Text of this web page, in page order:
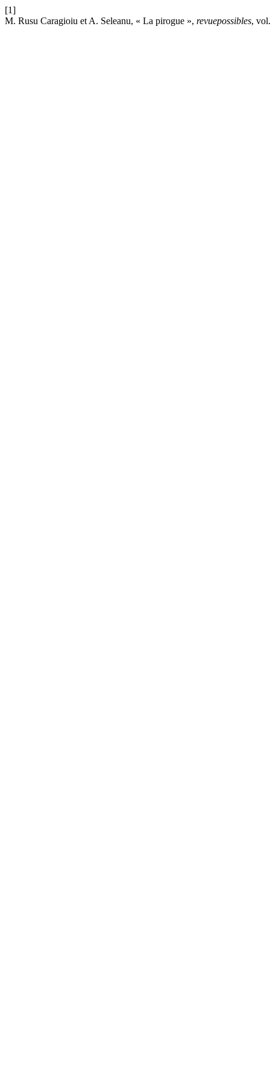
[1]
M. Rusu Caragioiu et A. Seleanu, « La pirogue », revuepossibles,